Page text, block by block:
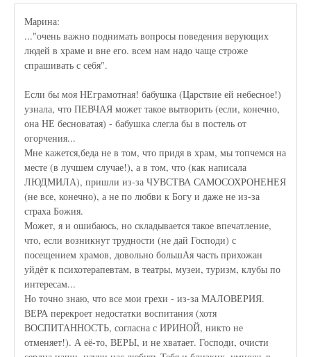
Марина:
..."очень важно поднимать вопросы поведения верующих
людей в храме и вне его. всем нам надо чаще строже
спрашивать с себя".
Если бы моя НЕграмотная! бабушка (Царствие ей небесное!)
узнала, что ПЕВЧАЯ может такое вытворить (если, конечно,
она НЕ бесноватая) - бабушка слегла бы в постель от
огорчения...
Мне кажется,беда не в том, что придя в храм, мы топчемся на
месте (в лучшем случае!), а в том, что (как написала
ЛЮДМИЛА), пришли из-за ЧУВСТВА САМОСОХРОНЕНЕЯ
(не все, конечно), а не по любви к Богу и даже не из-за
страха Божия.
Может, я и ошибаюсь, но складывается такое впечатление,
что, если возникнут трудности (не дай Господи) с
посещением храмов, довольно большАя часть прихожан
уйдёт к психотерапевтам, в театры, музеи, туризм, клубы по
интересам...
Но точно знаю, что все мои грехи - из-за МАЛОВЕРИЯ.
ВЕРА перекроет недостатки воспитания (хотя
ВОСПИТАННОСТЬ, согласна с ИРИНОЙ, никто не
отменяет!). А её-то, ВЕРЫ, и не хватает. Господи, очисти